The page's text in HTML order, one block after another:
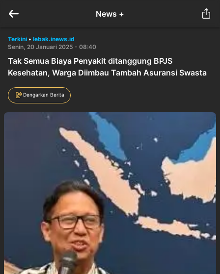
News +
Terkini • lebak.inews.id
Senin, 20 Januari 2025 - 08:40
Tak Semua Biaya Penyakit ditanggung BPJS
Kesehatan, Warga Diimbau Tambah Asuransi Swasta
Dengarkan Berita